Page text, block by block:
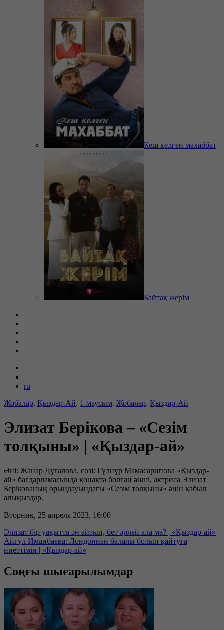
Кеш келген махаббат
Байтақ жерім
ru
Жобалар. Қыздар-Ай. 1-маусым. Жобалар. Қыздар-Ай
Элизат Берікова – «Сезім
толқыны» | «Қыздар-ай»
Әні: Жанар Дұғалова, сөзі: Гүлнұр Мамасарипова «Қыздар-
ай» бағдарламасында қонақта болған әнші, актриса Элизат
Берікованың орындауындағы «Сезім толқыны» әнін қабыл
алыңыздар.
Вторник, 25 апреля 2023, 16:00
Элизат бір уақытта ән айтып, бет әрлей ала ма? | «Қыздар-ай»
Айгүл Иманбаева: Лондоннан балалы болып қайтуға
ниеттімін | «Қыздар-ай»
Соңғы шығарылымдар